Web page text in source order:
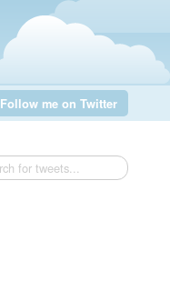
Follow me on Twitter